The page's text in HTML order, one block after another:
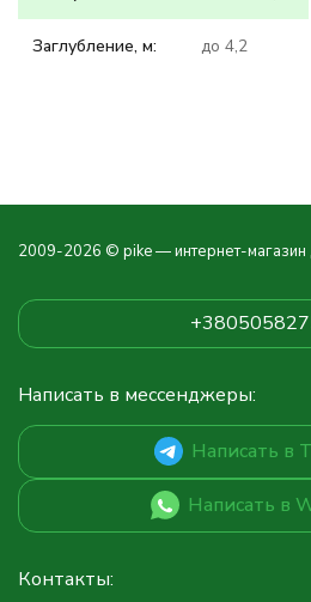
Заглубление, м: до 4,2
2009-2026 © pike — интернет-магазин
Написать в мессенджеры:
Написать в
Написать в
Контакты: